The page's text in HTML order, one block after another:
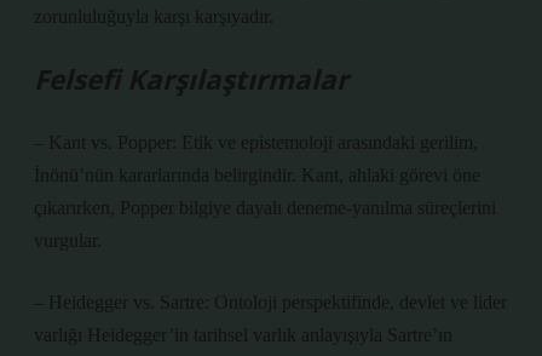
zorunluluğuyla karşı karşıyadır.
Felsefi Karşılaştırmalar
– Kant vs. Popper: Etik ve epistemoloji arasındaki gerilim,
İnönü’nün kararlarında belirgindir. Kant, ahlaki görevi öne
çıkarırken, Popper bilgiye dayalı deneme-yanılma süreçlerini
vurgular.
– Heidegger vs. Sartre: Ontoloji perspektifinde, devlet ve lider
varlığı Heidegger’in tarihsel varlık anlayışıyla Sartre’ın